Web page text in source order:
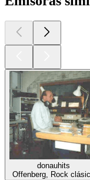
donauhits
Offenberg, Rock